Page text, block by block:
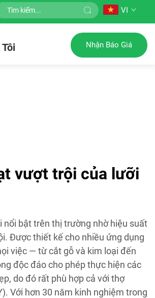
VI
Nhận Báo Giá
vượt trội của lưỡi
nổi bật trên thị trường nhờ hiệu suất
Được thiết kế cho nhiều ứng dụng
việc — từ cắt gỗ và kim loại đến
độc đáo cho phép thực hiện các
do đó rất phù hợp cả với thợ
Với hơn 30 năm kinh nghiệm trong